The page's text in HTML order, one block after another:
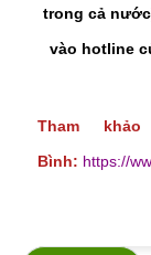
trong cả
vào hotline
Tham
Bình: https://